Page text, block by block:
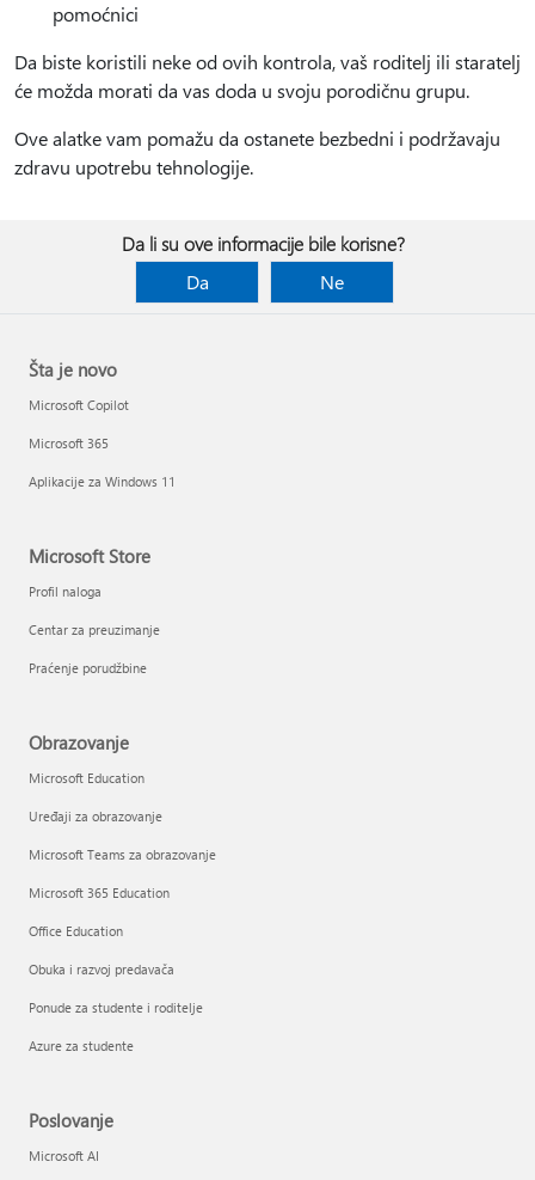
pomoćnici
Da biste koristili neke od ovih kontrola, vaš roditelj ili staratelj
će možda morati da vas doda u svoju porodičnu grupu.
Ove alatke vam pomažu da ostanete bezbedni i podržavaju
zdravu upotrebu tehnologije.
Da li su ove informacije bile korisne?
Da
Ne
Šta je novo
Microsoft Copilot
Microsoft 365
Aplikacije za Windows 11
Microsoft Store
Profil naloga
Centar za preuzimanje
Praćenje porudžbine
Obrazovanje
Microsoft Education
Uređaji za obrazovanje
Microsoft Teams za obrazovanje
Microsoft 365 Education
Office Education
Obuka i razvoj predavača
Ponude za studente i roditelje
Azure za studente
Poslovanje
Microsoft AI